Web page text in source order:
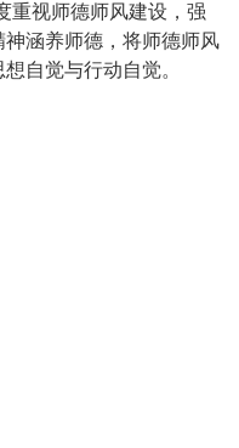
重视师德师风建设，强
涵养师德，将师德师风
自觉与行动自觉。